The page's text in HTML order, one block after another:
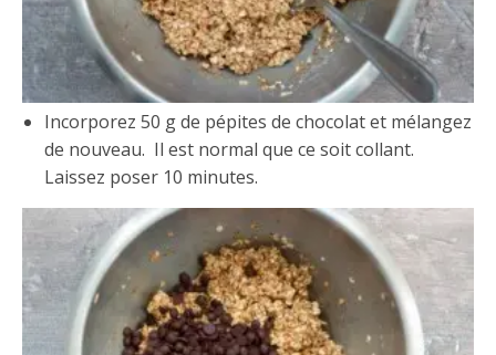
Incorporez 50 g de pépites de chocolat et mélangez
de nouveau. Il est normal que ce soit collant.
Laissez poser 10 minutes.